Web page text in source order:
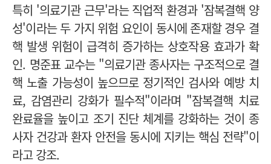
특히 '의료기관 근무'라는 직업적 환경과 '잠복결핵 양
성'이라는 두 가지 위험 요인이 동시에 존재할 경우 결
핵 발생 위험이 급격히 증가하는 상호작용 효과가 확
인. 명준표 교수는 "의료기관 종사자는 구조적으로 결
핵 노출 가능성이 높으므로 정기적인 검사와 예방 치
료, 감염관리 강화가 필수적"이라며 "잠복결핵 치료
완료율을 높이고 조기 진단 체계를 강화하는 것이 종
사자 건강과 환자 안전을 동시에 지키는 핵심 전략"이
라고 강조.